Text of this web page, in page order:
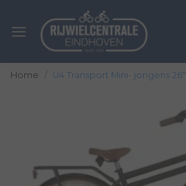
Home U4 Transport Mini- jongens 26"